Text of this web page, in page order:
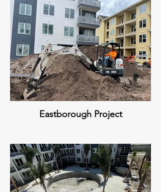
Eastborough Project